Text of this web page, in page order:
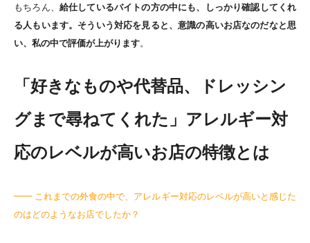
もちろん、 給仕しているバイトの方の中にも、しっかり確認してくれ
る人もいます。そういう対応を見ると、意識の高いお店なのだなと思
い、私の中で評価が上がります。
「好きなものや代替品、ドレッシン
グまで尋ねてくれた」アレルギー対
応のレベルが高いお店の特徴とは
━━ これまでの外食の中で、アレルギー対応のレベルが高いと感じた
のはどのようなお店でしたか？